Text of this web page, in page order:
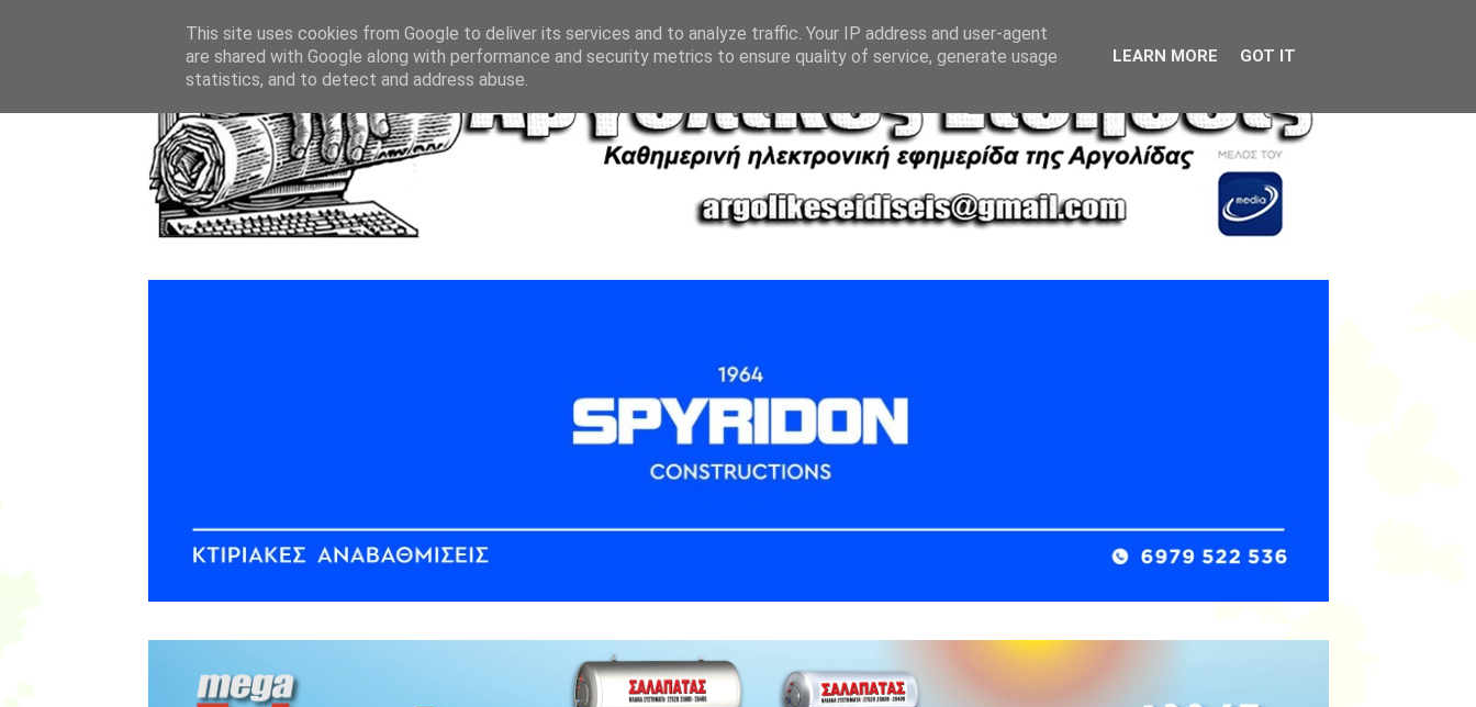
This site uses cookies from Google to deliver its services and to analyze traffic. Your IP address and user-agent
are shared with Google along with performance and security metrics to ensure quality of service, generate usage
statistics, and to detect and address abuse.
LEARN MORE GOT IT